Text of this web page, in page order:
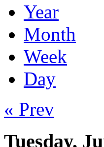
Year
Month
Week
Day
« Prev
Tuesday,